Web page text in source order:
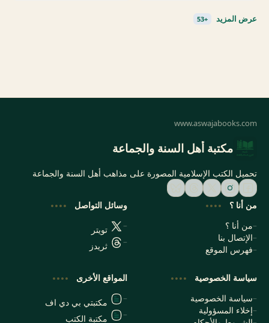
مكتبة أهل السنة والجماعة
تحميل الكتب الإسلامية المصورة على مذاهب أهل السنة والجماعة
من أنا ؟
من أنا ؟
الإتصال بنا
فهرس الموقع
وسائل التواصل
تويتر
ثريدز
سياسة الخصوصية
سياسة الخصوصية
إخلاء المسؤولية
المواقع الأخرى
مكتبتي بي دي اف
مكتبة الكتب